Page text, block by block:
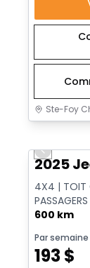
Ste-Foy
Très
Previous
2025
4X4 | TOIT
DISTANCE
600 km
Par semaine
193$